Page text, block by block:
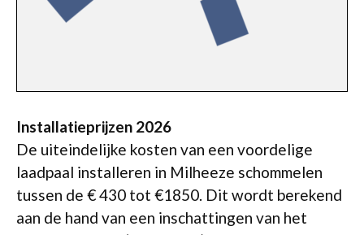
Installatieprijzen 2026
De uiteindelijke kosten van een voordelige
laadpaal installeren in Milheeze schommelen
tussen de € 430 tot €1850. Dit wordt berekend
aan de hand van een inschattingen van het